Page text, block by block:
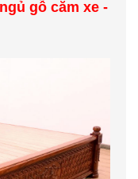
gỗ căm xe -